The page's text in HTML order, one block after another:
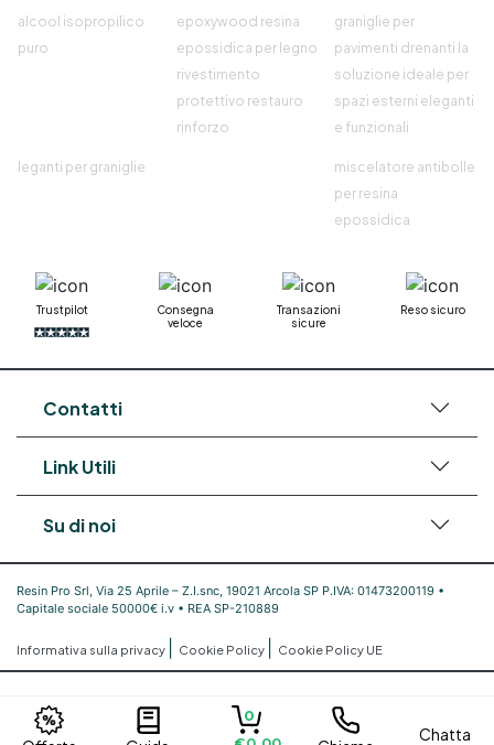
alcool isopropilico
puro
epoxywood resina
epossidica per legno
rivestimento
protettivo restauro
rinforzo
graniglie per
pavimenti drenanti la
soluzione ideale per
spazi esterni eleganti
e funzionali
leganti per graniglie
miscelatore antibolle
per resina
epossidica
Trustpilot
Consegna
veloce
Transazioni
sicure
Reso sicuro
Contatti
Link Utili
Su di noi
Resin Pro Srl, Via 25 Aprile – Z.I.snc, 19021 Arcola SP P.IVA: 01473200119 •
Capitale sociale 50000€ i.v • REA SP-210889
Informativa sulla privacy Cookie Policy Cookie Policy UE
0
Chatta